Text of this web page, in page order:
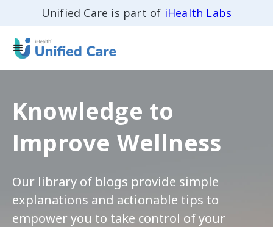
Unified Care is part of iHealth Labs
Knowledge to
Improve Wellness
Our library of blogs provide simple
explanations and actionable tips to
empower you to take control of your